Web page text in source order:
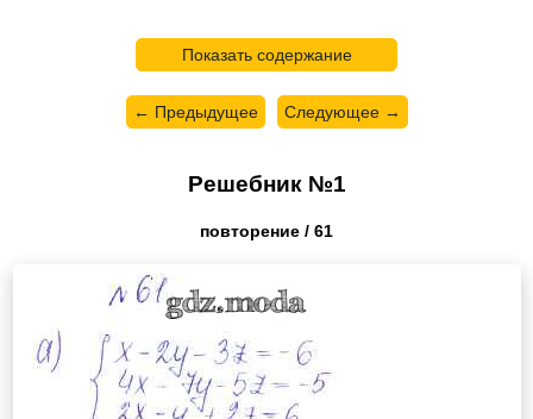
Показать содержание
← Предыдущее Следующее →
Решебник №1
повторение / 61